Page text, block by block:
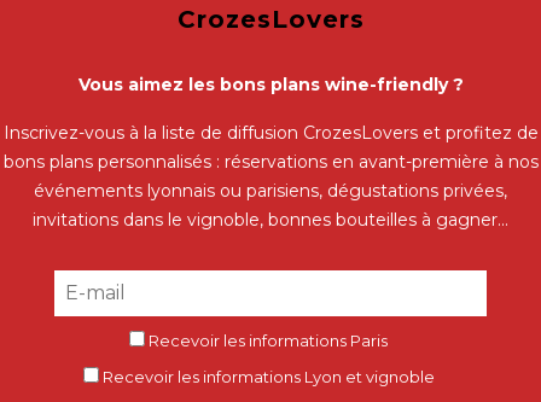
CrozesLovers
Vous aimez les bons plans wine-friendly ?
Inscrivez-vous à la liste de diffusion CrozesLovers et profitez de
bons plans personnalisés : réservations en avant-première à nos
événements lyonnais ou parisiens, dégustations privées,
invitations dans le vignoble, bonnes bouteilles à gagner...
Recevoir les informations Paris
Recevoir les informations Lyon et vignoble